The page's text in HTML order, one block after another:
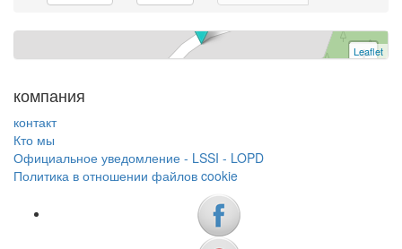
+
Leaflet
компания
контакт
Кто мы
Официальное уведомление - LSSI - LOPD
Политика в отношении файлов cookie